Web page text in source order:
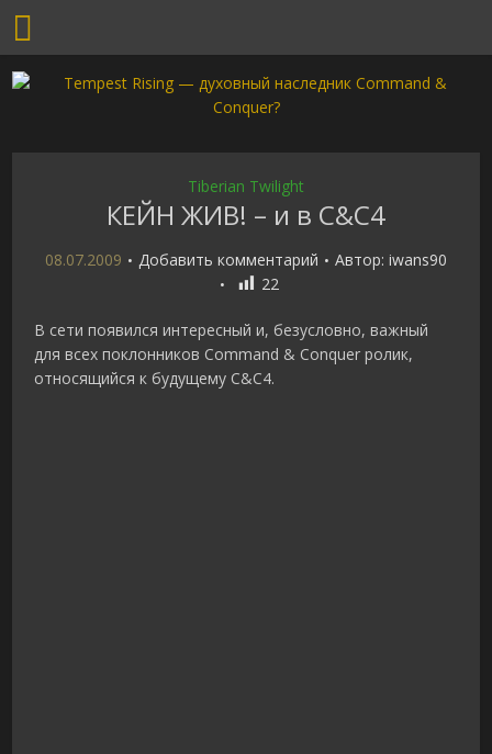
Tiberian Twilight
КЕЙН ЖИВ! – и в C&C4
08.07.2009 Добавить комментарий Автор: iwans90
22
В сети появился интересный и, безусловно, важный
для всех поклонников Command & Conquer ролик,
относящийся к будущему C&C4.